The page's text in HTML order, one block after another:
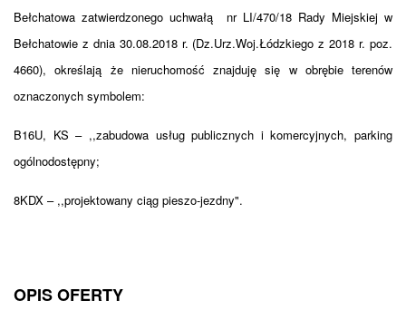
Bełchatowa zatwierdzonego uchwałą nr LI/470/18 Rady Miejskiej w
Bełchatowie z dnia 30.08.2018 r. (Dz.Urz.Woj.Łódzkiego z 2018 r. poz.
4660), określają że nieruchomość znajduję się w obrębie terenów
oznaczonych symbolem:
B16U, KS – ,,zabudowa usług publicznych i komercyjnych, parking
ogólnodostępny;
8KDX – ,,projektowany ciąg pieszo-jezdny".
OPIS OFERTY